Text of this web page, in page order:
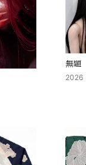
無題
2026